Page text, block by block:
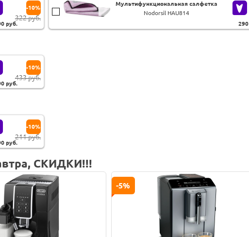
руб.
322 руб.
-10%
Мультифункциональная салфетка
Nodorsil HAU814
290
руб.
433 руб.
-10%
руб.
211 руб.
-10%
СКИДКИ!!!
-5%